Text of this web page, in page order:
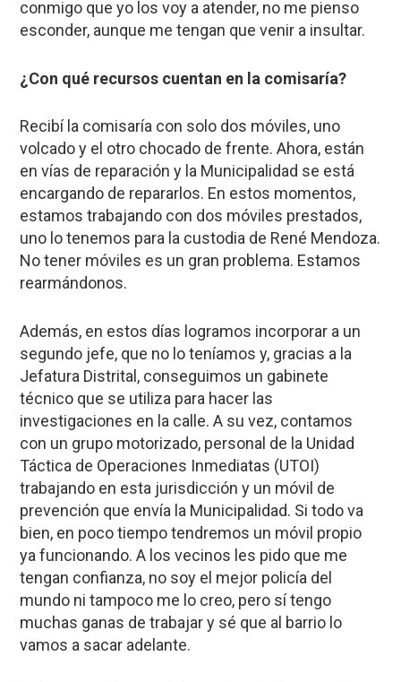
conmigo que yo los voy a atender, no me pienso
esconder, aunque me tengan que venir a insultar.
¿Con qué recursos cuentan en la comisaría?
Recibí la comisaría con solo dos móviles, uno
volcado y el otro chocado de frente. Ahora, están
en vías de reparación y la Municipalidad se está
encargando de repararlos. En estos momentos,
estamos trabajando con dos móviles prestados,
uno lo tenemos para la custodia de René Mendoza.
No tener móviles es un gran problema. Estamos
rearmándonos.
Además, en estos días logramos incorporar a un
segundo jefe, que no lo teníamos y, gracias a la
Jefatura Distrital, conseguimos un gabinete
técnico que se utiliza para hacer las
investigaciones en la calle. A su vez, contamos
con un grupo motorizado, personal de la Unidad
Táctica de Operaciones Inmediatas (UTOI)
trabajando en esta jurisdicción y un móvil de
prevención que envía la Municipalidad. Si todo va
bien, en poco tiempo tendremos un móvil propio
ya funcionando. A los vecinos les pido que me
tengan confianza, no soy el mejor policía del
mundo ni tampoco me lo creo, pero sí tengo
muchas ganas de trabajar y sé que al barrio lo
vamos a sacar adelante.